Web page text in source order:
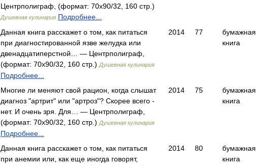
Центрполиграф, (формат: 70x90/32, 160 стр.)
Душевная кулинария Подробнее...
Данная книга расскажет о том, как питаться
при диагности­рованной язве желудка или
двенадцатиперстной… — Центрполиграф,
(формат: 70x90/32, 160 стр.) Душевная кулинария
Подробнее...
2014 77
бумажная
книга
Многие ли меняют свой рацион, когда слышат
диагноз "артрит" или "артроз"? Скорее всего -
нет. И очень зря. Для… — Центрполиграф,
(формат: 70x90/32, 160 стр.) Душевная кулинария
Подробнее...
2014 75
бумажная
книга
Данная книга расскажет о том, как питаться
при анемии или, как еще иногда говорят,
2014 80
бумажная
книга